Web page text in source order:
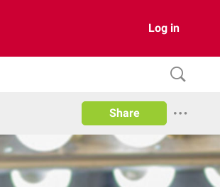
Log in
Share